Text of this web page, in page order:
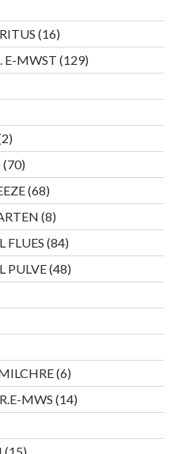
1616
Produkte
E-MWST 129129
Produkte
22
Produkte
7070
Produkte
6868
Produkte
88
Produkte
FLUES 8484
Produkte
PULVE 4848
Produkte
66
Produkte
MWS 1414
Produkte
15